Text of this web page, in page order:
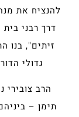
להנציח את
דרך רבני
זיתים", בנו
גדולי
הרב צובירי
תימן –